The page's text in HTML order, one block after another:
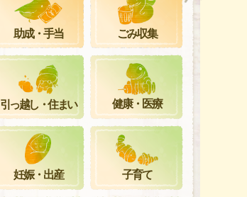
助成・手当 ごみ収集
引っ越し・住まい 健康・医療
妊娠・出産 子育て